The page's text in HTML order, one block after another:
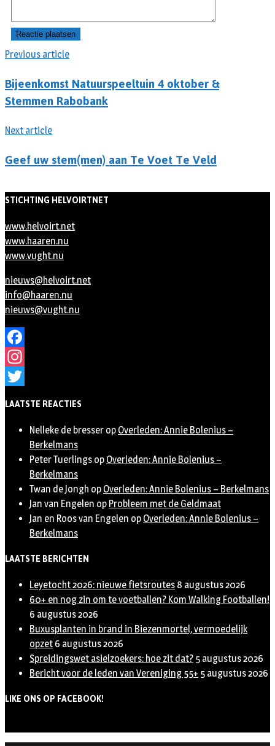
Previous article
Bijeenkomst Natuurspeeltuin 4 oktober &
Stemmen Rabobank
Next article
Geef uw stem(men) aan Te Voet Te Veld
STICHTING HELVOIRTNET
www.helvoirt.net
www.haaren.nu
www.vught.nu
nieuws@helvoirt.net
info@haaren.nu
nieuws@vught.nu
Facebook
Instagram
LAATSTE REACTIES
Nelleke de bresser op Overleden: Annie Bolenius –
Berkelmans
Peter Tuerlings op Overleden: Annie Bolenius –
Berkelmans
Twan de Jongh op Overleden: Annie Bolenius – Berkelmans
Jan van Engelen op Probleem met de Geldmaat
Jan en Roos van Engelen op Overleden: Annie Bolenius –
Berkelmans
LAATSTE BERICHTEN
Leyetocht 2026: nieuwe fietsroutes 8 augustus 2026
60+ en nog zin om te voetballen? Kom Walking Footballen!
6 augustus 2026
Buxusplanten in brand in Biezenmortel, vermoedelijk
opzet 6 augustus 2026
Spreidingswet asielzoekers: hoe zit dat? 5 augustus 2026
Bericht voor de leden van Vereniging 55+ 5 augustus 2026
LIKE ONS OP FACEBOOK!